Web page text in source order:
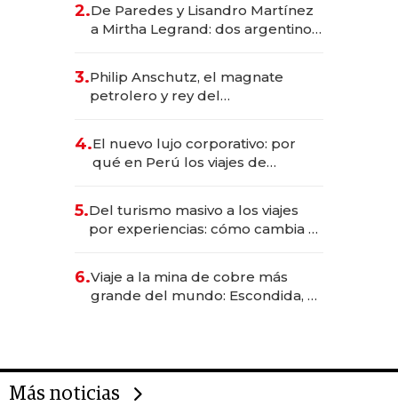
las marcas "fast premium"
2.De Paredes y Lisandro Martínez
a Mirtha Legrand: dos argentinos
3.Philip Anschutz, el magnate
petrolero y rey del
Fénix
4.El nuevo lujo corporativo: por
qué en Perú los viajes de
transformadoras
5.Del turismo masivo a los viajes
por experiencias: cómo cambia el
6.Viaje a la mina de cobre más
grande del mundo: Escondida, el
Más noticias